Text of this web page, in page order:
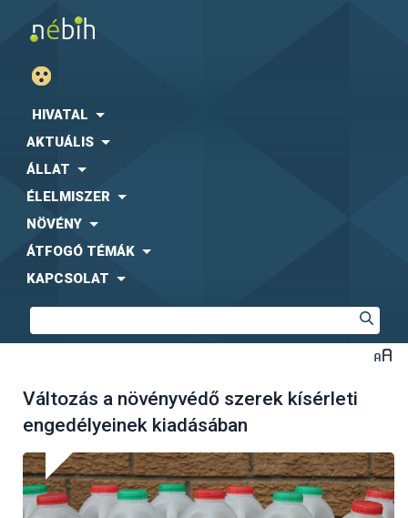
HIVATAL
AKTUÁLIS
ÁLLAT
ÉLELMISZER
NÖVÉNY
ÁTFOGÓ TÉMÁK
KAPCSOLAT
Változás a növényvédő szerek kísérleti
engedélyeinek kiadásában